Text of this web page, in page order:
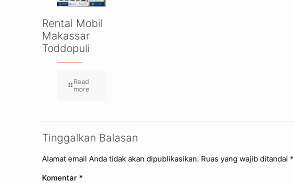
Rental Mobil
Makassar
Toddopuli
Read
more
Tinggalkan Balasan
Alamat email Anda tidak akan dipublikasikan. Ruas yang wajib ditandai *
Komentar *